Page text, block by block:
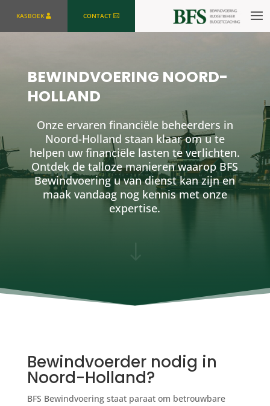
KASBOEK CONTACT
BEWINDVOERING NOORD-
HOLLAND
Onze ervaren financiële beheerders in
Noord-Holland staan klaar om u te
helpen uw financiële lasten te verlichten.
Ontdek de talloze manieren waarop BFS
Bewindvoering u van dienst kan zijn en
maak vandaag nog kennis met onze
expertise.
"
Bewindvoerder nodig in
Noord-Holland?
BFS Bewindvoering staat paraat om betrouwbare